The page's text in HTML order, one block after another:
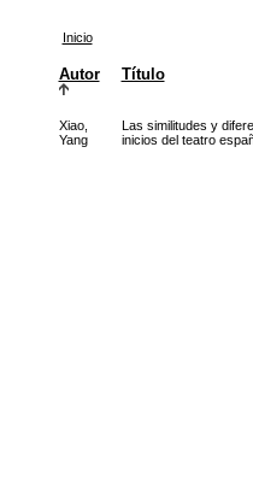
Inicio
Autor Título
Xiao,
Yang
Las similitudes y
inicios del teatro